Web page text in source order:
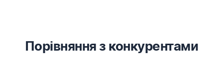
Порівняння з конкурентами